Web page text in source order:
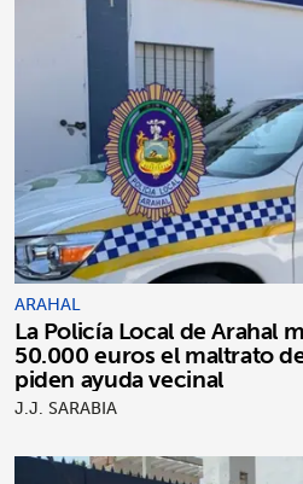
ARAHAL
La Policía Local de Arahal
50.000 euros el maltrato
piden ayuda vecinal
J.J. SARABIA